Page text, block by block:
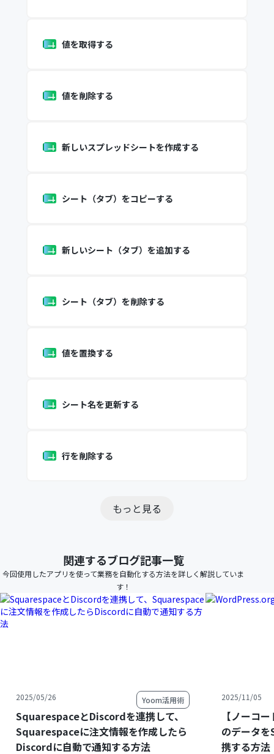
値を取得する
値を削除する
新しいスプレッドシートを作成する
シート（タブ）をコピーする
新しいシート（タブ）を追加する
シート（タブ）を削除する
値を置換する
シート名を更新する
行を削除する
もっと見る
関連するブログ記事一覧
今回使用したアプリを使って業務を自動化する方法を詳しく解説していま
す！
2025/05/26 Yoom活用術
SquarespaceとDiscordを連携して、
Squarespaceに注文情報を作成したら
Discordに自動で通知する方法
2025/11/05
【ノーコ
のデータ
携する方法